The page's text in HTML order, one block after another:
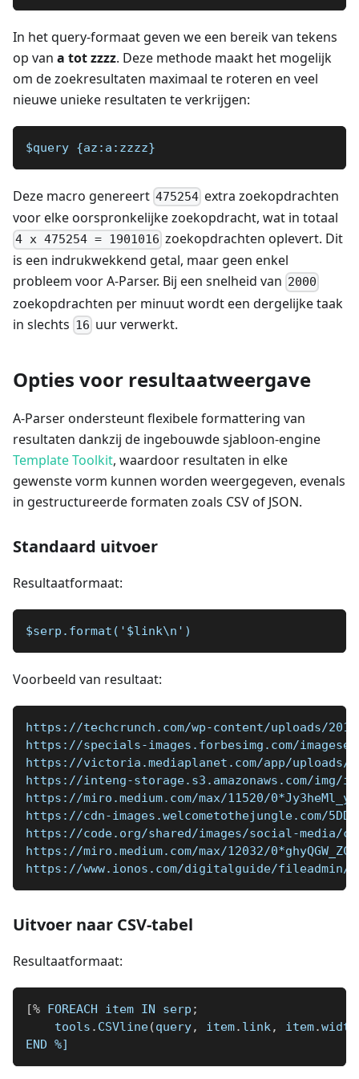
In het query-formaat geven we een bereik van tekens
op van a tot zzzz. Deze methode maakt het mogelijk
om de zoekresultaten maximaal te roteren en veel
nieuwe unieke resultaten te verkrijgen:
$query {az:a:zzzz}
Deze macro genereert 475254 extra zoekopdrachten
voor elke oorspronkelijke zoekopdracht, wat in totaal
4 x 475254 = 1901016 zoekopdrachten oplevert. Dit
is een indrukwekkend getal, maar geen enkel
probleem voor A-Parser. Bij een snelheid van 2000
zoekopdrachten per minuut wordt een dergelijke taak
in slechts 16 uur verwerkt.
Opties voor resultaatweergave
A-Parser ondersteunt flexibele formattering van
resultaten dankzij de ingebouwde sjabloon-engine
Template Toolkit, waardoor resultaten in elke
gewenste vorm kunnen worden weergegeven, evenals
in gestructureerde formaten zoals CSV of JSON.
Standaard uitvoer
Resultaatformaat:
$serp.format('$link\n')
Voorbeeld van resultaat:
https://techcrunch.com/wp-content/uploads/
https://specials-images.forbesimg.com/
https://victoria.mediaplanet.com/app/uploads/
https://inteng-storage.s3.amazonaws.com/img/
https://miro.medium.com/max/11520/
https://cdn-images.welcometothejungle.com/
https://code.org/shared/images/social-media/
https://miro.medium.com/max/12032/
https://www.ionos.com/digitalguide/fileadmin/
Uitvoer naar CSV-tabel
Resultaatformaat:
[% FOREACH item IN serp ;
    tools
. CSVline(query, item. link, item.width
END %]